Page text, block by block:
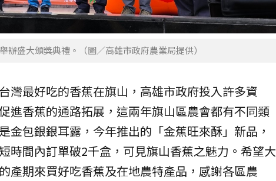
辦盛大頒獎典禮。（圖／高雄市政府農業局提供）
灣最好吃的香蕉在旗山，高雄市政府投入許多資
進香蕉的通路拓展，這兩年旗山區農會都有不同類
金包銀銀耳露，今年推出的「金蕉旺來酥」新品，
時間內訂單破2千盒，可見旗山香蕉之魅力。希望大
產期來買好吃香蕉及在地農特產品，感謝各區農